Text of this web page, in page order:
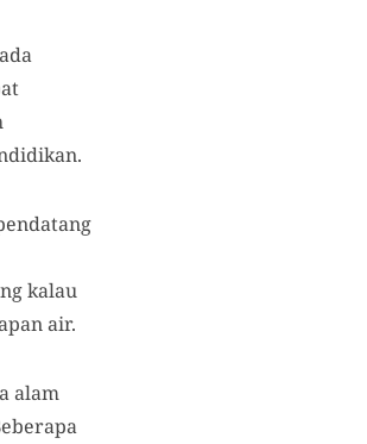
kalau
air.
alam